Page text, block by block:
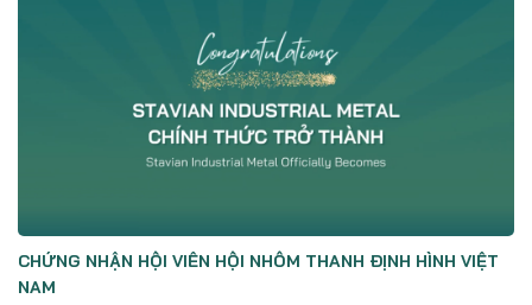
CHỨNG NHẬN HỘI VIÊN HỘI NHÔM THANH ĐỊNH HÌNH VIỆT
NAM